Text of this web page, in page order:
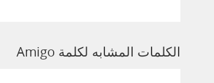
الكلمات المشابه لكلمة Amigo